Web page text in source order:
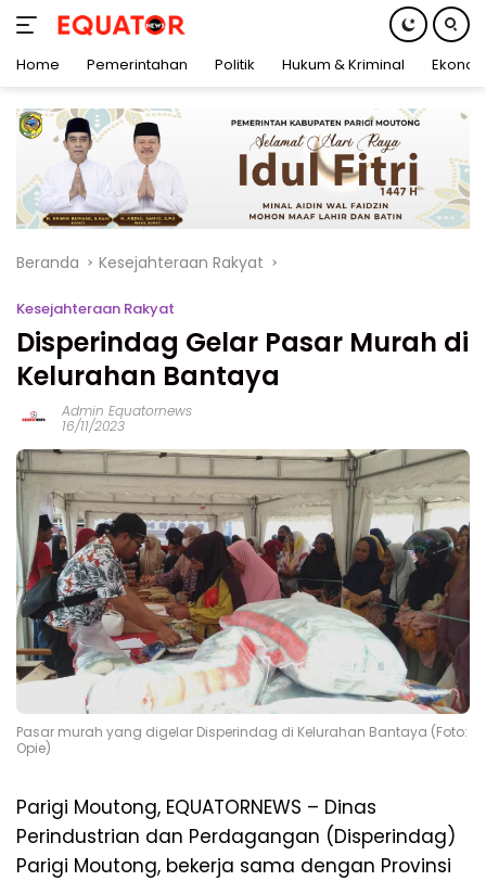
konten
Home Pemerintahan Politik Hukum & Kriminal
Beranda Kesejahteraan Rakyat
Kesejahteraan Rakyat
Disperindag Gelar Pasar Murah di
Kelurahan Bantaya
Admin Equatornews
16/11/2023
Pasar murah yang digelar Disperindag di Kelurahan Bantaya (Foto:
Opie)
Parigi Moutong, EQUATORNEWS – Dinas
Perindustrian dan Perdagangan (Disperindag)
Parigi Moutong, bekerja sama dengan Provinsi